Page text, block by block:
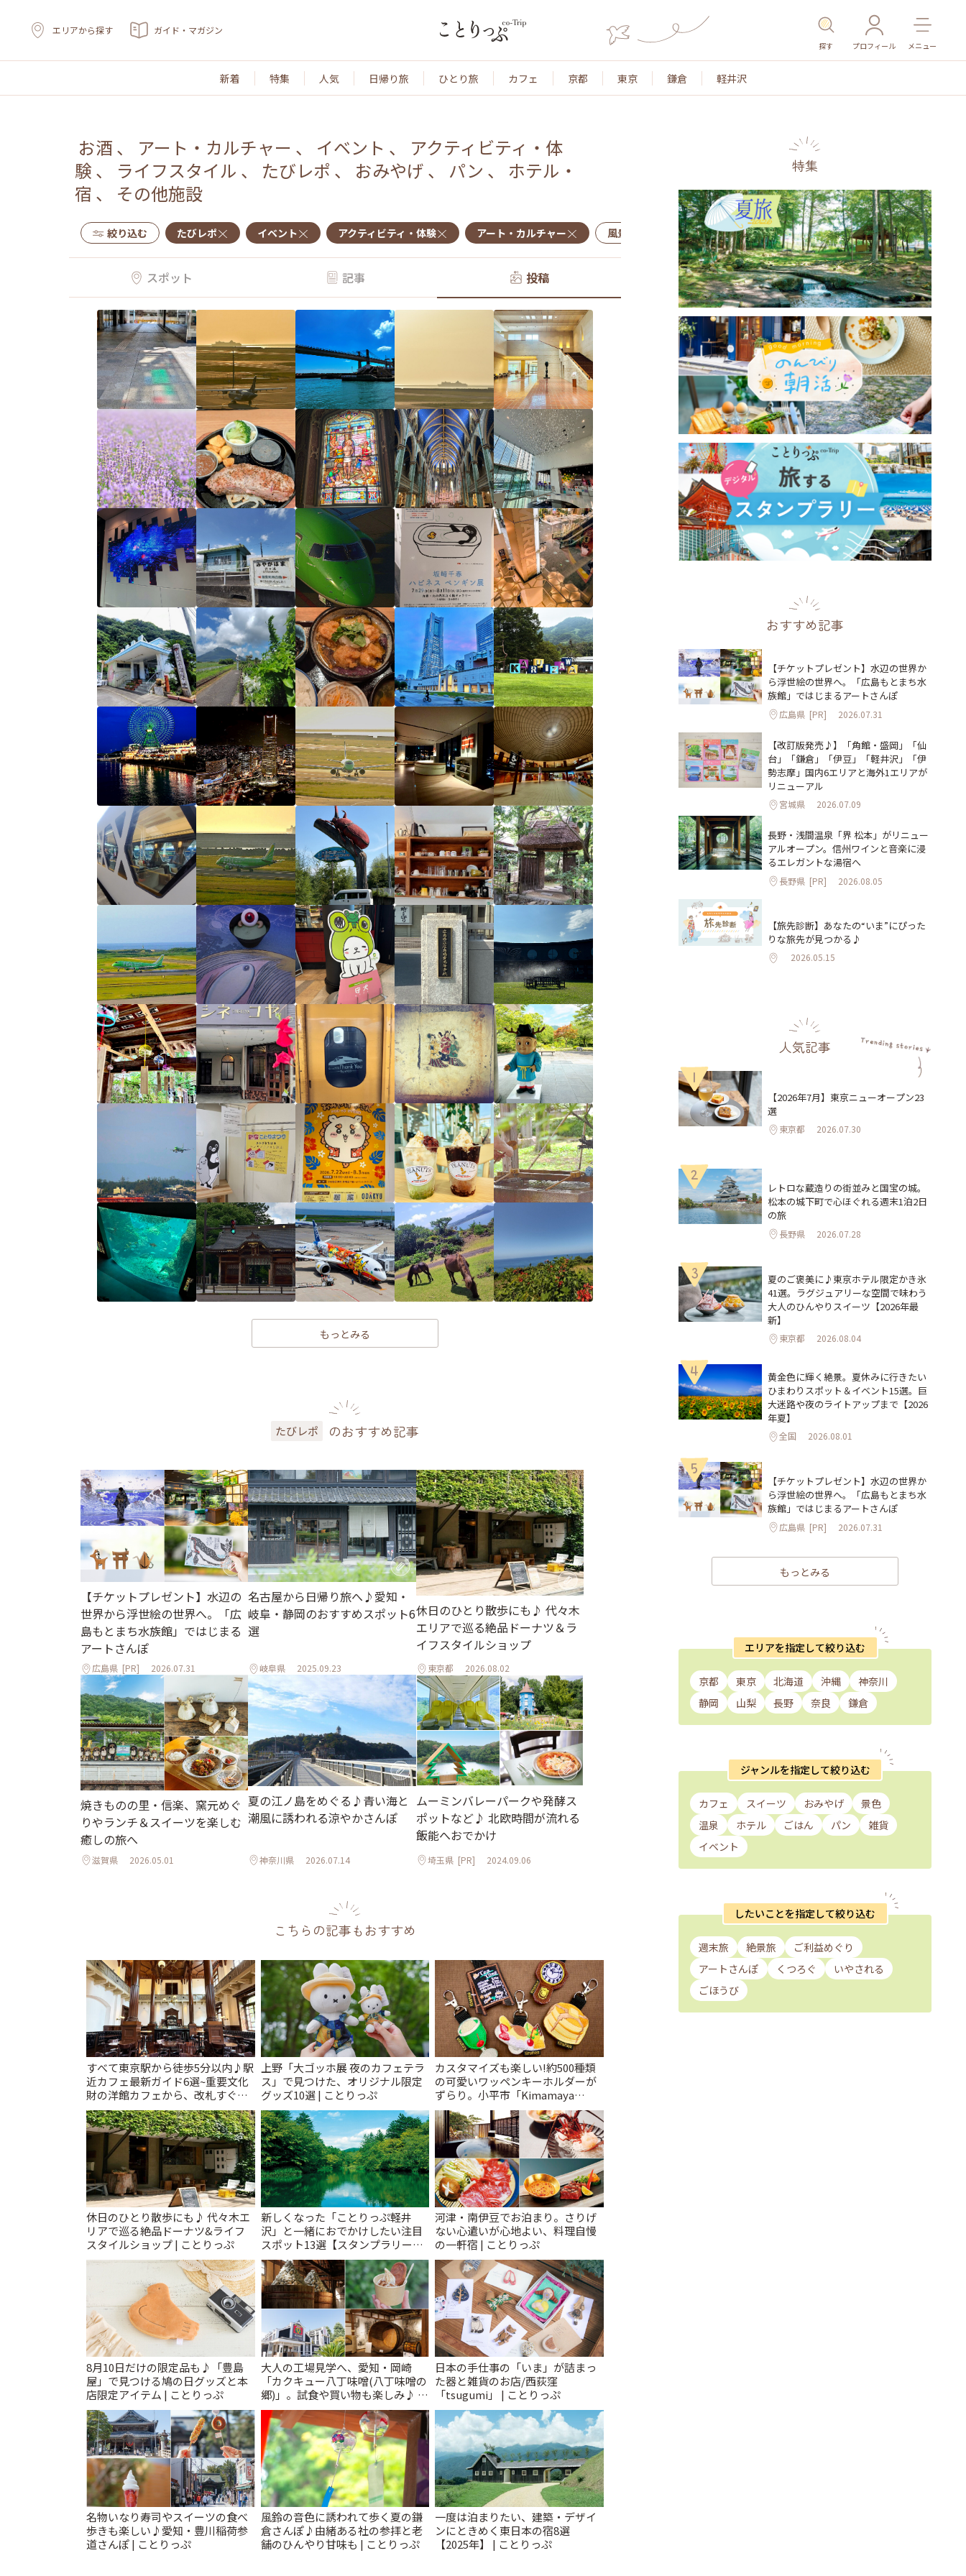
エリアから探す ガイド・マガジン
探す プロフィール メニュー
新着 特集 人気 日帰り旅 ひとり旅 カフェ 京都 東京 鎌倉 軽井沢
お酒 、 アート・カルチャー 、 イベント 、 アクティビティ・体
験 、 ライフスタイル 、 たびレポ 、 おみやげ 、 パン 、 ホテル・
宿 、 その他施設
絞り込む たびレポ イベント アクティビティ・体験 アート・カルチャー 風景・景色 名所・旧跡 温泉・スパ その他施設
スポット 記事 投稿
もっとみる
たびレポ のおすすめ記事
【チケットプレゼント】水辺の
世界から浮世絵の世界へ。「広
島もとまち水族館」ではじまる
アートさんぽ
広島県 [PR] 2026.07.31
名古屋から日帰り旅へ♪愛知・
岐阜・静岡のおすすめスポット6
選
岐阜県 2025.09.23
休日のひとり散歩にも♪ 代々木
エリアで巡る絶品ドーナツ＆ラ
イフスタイルショップ
東京都 2026.08.02
焼きものの里・信楽、窯元めぐ
りやランチ＆スイーツを楽しむ
癒しの旅へ
滋賀県 2026.05.01
夏の江ノ島をめぐる♪青い海と
潮風に誘われる涼やかさんぽ
神奈川県 2026.07.14
ムーミンバレーパークや発酵ス
ポットなど♪ 北欧時間が流れる
飯能へおでかけ
埼玉県[PR] 2024.09.06
こちらの記事もおすすめ
すべて東京駅から徒歩5分以内♪駅
近カフェ最新ガイド6選~重要文化
財の洋館カフェから、改札すぐの
レトロ喫茶まで~ | ことりっぷ
上野「大ゴッホ展 夜のカフェテラ
ス」で見つけた、オリジナル限定
グッズ10選 | ことりっぷ
カスタマイズも楽しい!約500種類
の可愛いワッペンキーホルダーが
ずらり。小平市「Kimamaya
T&K」 | ことりっぷ
休日のひとり散歩にも♪ 代々木エ
リアで巡る絶品ドーナツ&ライフ
スタイルショップ | ことりっぷ
新しくなった「ことりっぷ軽井
沢」と一緒におでかけしたい注目
スポット13選【スタンプラリー開
催中】 | ことりっぷ
河津・南伊豆でお泊まり。さりげ
ない心遣いが心地よい、料理自慢
の一軒宿 | ことりっぷ
8月10日だけの限定品も♪「豊島
屋」で見つける鳩の日グッズと本
店限定アイテム | ことりっぷ
大人の工場見学へ、愛知・岡崎
「カクキュー八丁味噌(八丁味噌の
郷)」。試食や買い物も楽しみ♪ |
ことりっぷ
日本の手仕事の「いま」が詰まっ
た器と雑貨のお店/西荻窪
「tsugumi」 | ことりっぷ
名物いなり寿司やスイーツの食べ
歩きも楽しい♪愛知・豊川稲荷参
道さんぽ | ことりっぷ
風鈴の音色に誘われて歩く夏の鎌
倉さんぽ♪由緒ある社の参拝と老
舗のひんやり甘味も | ことりっぷ
一度は泊まりたい、建築・デザイ
ンにときめく東日本の宿8選
【2025年】 | ことりっぷ
特集
おすすめ記事
【チケットプレゼント】水辺の世界か
ら浮世絵の世界へ。「広島もとまち水
族館」ではじまるアートさんぽ
広島県 [PR] 2026.07.31
【改訂版発売♪】「角館・盛岡」「仙
台」「鎌倉」「伊豆」「軽井沢」「伊
勢志摩」国内6エリアと海外1エリアが
リニューアル
宮城県 2026.07.09
長野・浅間温泉「界 松本」がリニュー
アルオープン。信州ワインと音楽に浸
るエレガントな湯宿へ
長野県 [PR] 2026.08.05
【旅先診断】あなたの“いま”にぴった
りな旅先が見つかる♪
2026.05.15
人気記事
1
【2026年7月】東京ニューオープン23
選
東京都 2026.07.30
2
レトロな蔵造りの街並みと国宝の城。
松本の城下町で心ほぐれる週末1泊2日
の旅
長野県 2026.07.28
3
夏のご褒美に♪東京ホテル限定かき氷
41選。ラグジュアリーな空間で味わう
大人のひんやりスイーツ【2026年最
新】
東京都 2026.08.04
4
黄金色に輝く絶景。夏休みに行きたい
ひまわりスポット＆イベント15選。巨
大迷路や夜のライトアップまで【2026
年夏】
全国 2026.08.01
5
【チケットプレゼント】水辺の世界か
ら浮世絵の世界へ。「広島もとまち水
族館」ではじまるアートさんぽ
広島県 [PR] 2026.07.31
もっとみる
エリアを指定して絞り込む
京都 東京 北海道 沖縄
神奈川
静岡
山梨 長野 奈良 鎌倉
ジャンルを指定して絞り込む
カフェ スイーツ おみやげ
景色
温泉
ホテル ごはん パン
雑貨
イベント
したいことを指定して絞り込む
週末旅 絶景旅
ご利益めぐり
アートさんぽ
くつろぐ
いやされる
ごほうび